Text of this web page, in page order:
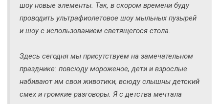
шоу новые элементы. Так, в скором времени буду
проводить ультрафиолетовое шоу мыльных пузырей
и шоу с использованием светящегося стола.
Здесь сегодня мы присутствуем на замечательном
празднике: повсюду мороженое, дети и взрослые
набивают им свои животики, всюду слышны детский
смех и громкие разговоры. Я с детства мечтала